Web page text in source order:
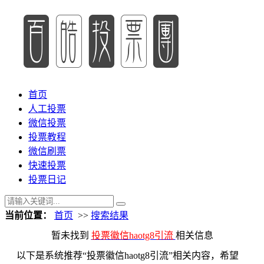
首页
人工投票
微信投票
投票教程
微信刷票
快速投票
投票日记
当前位置： 首页 >> 搜索结果
暂未找到 投票徽信haotg8引流 相关信息
以下是系统推荐“投票徽信haotg8引流”相关内容，希望